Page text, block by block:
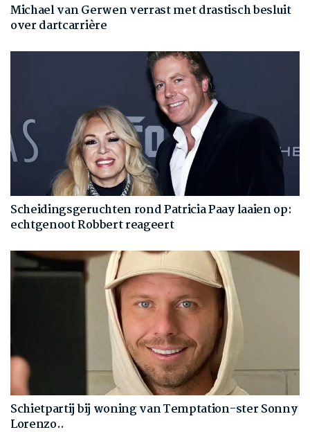
Michael van Gerwen verrast met drastisch besluit
over dartcarrière
Scheidingsgeruchten rond Patricia Paay laaien op:
echtgenoot Robbert reageert
Schietpartij bij woning van Temptation-ster Sonny
Lorenzo..